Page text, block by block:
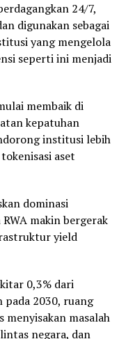
24/7,
digunakan sebagai
yang mengelola
seperti ini menjadi
membaik di
kepatuhan
institusi lebih
aset
dominasi
makin bergerak
yield
0,3% dari
2030, ruang
menyisakan masalah
negara, dan